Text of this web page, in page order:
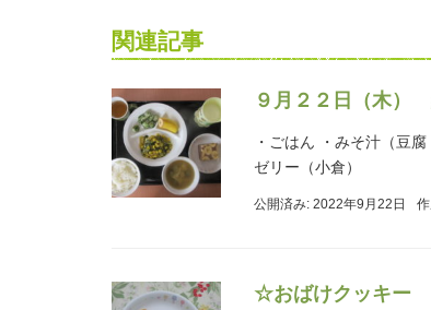
関連記事
９月２２日（木）
・ごはん ・みそ汁（豆
ゼリー（小倉）
公開済み: 2022年9月22日
☆おばけクッキー